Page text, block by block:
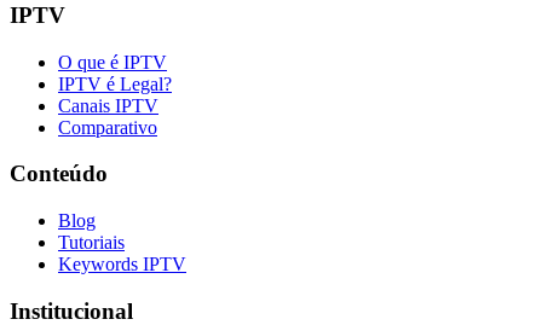
IPTV
O que é IPTV
IPTV é Legal?
Canais IPTV
Comparativo
Conteúdo
Blog
Tutoriais
Keywords IPTV
Institucional